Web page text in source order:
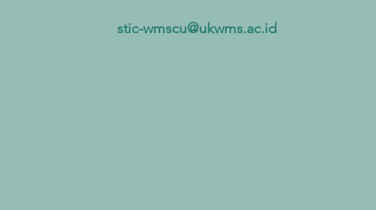
stic-wmscu@ukwms.ac.id